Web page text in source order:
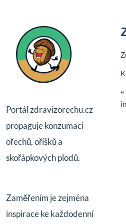
Portál zdravizorechu.cz
propaguje konzumaci
ořechů, oříšků a
skořápkových plodů.
Zaměřením je zejména
inspirace ke každodenní